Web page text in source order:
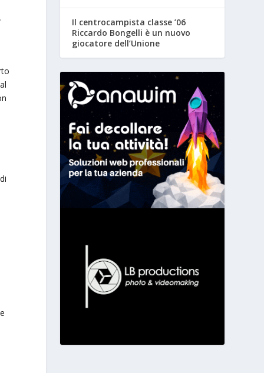
Il centrocampista classe ’06
Riccardo Bongelli è un nuovo
giocatore dell’Unione